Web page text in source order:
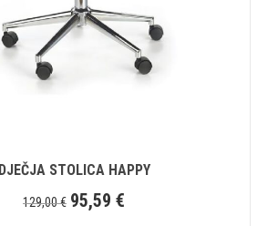
DJEČJA STOLICA HAPPY
129,00€ 95,59 €